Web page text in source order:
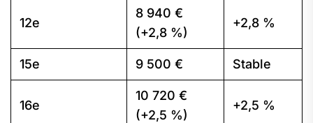
12e
8 940 €
(+2,8 %)
+2,8 %
15e 9 500 € Stable
16e
10 720 €
(+2,5 %)
+2,5 %